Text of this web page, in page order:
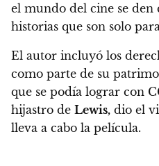
el mundo del cine se den
historias que son solo
El autor incluyó los
como parte de su
que se podía lograr con
hijastro de Lewis, dio el
lleva a cabo la película.